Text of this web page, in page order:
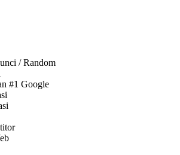
Banyak Kata Kunci / Random
#1 Google